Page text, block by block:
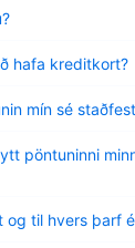
hafa kreditkort?
mín sé
pöntuninni
og til hvers þarf